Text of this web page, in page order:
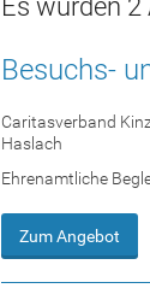
Besuchs-
Caritasverband
Haslach
Ehrenamtliche
Zum Angebot